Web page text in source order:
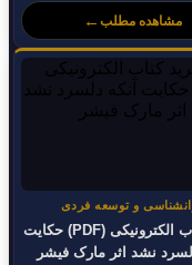
مشاهده مطلب ←
و توسعه فردی
خرید کتاب الکترونیکی (PDF) حکایت
نشد اثر مارک فیشر